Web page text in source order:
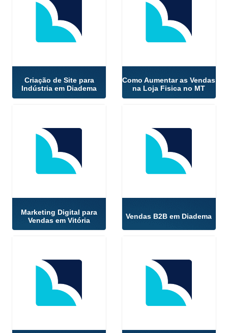
Criação de Site para
Indústria em Diadema
Como Aumentar as Vendas
na Loja Fisica no MT
Marketing Digital para
Vendas em Vitória
Vendas B2B em Diadema